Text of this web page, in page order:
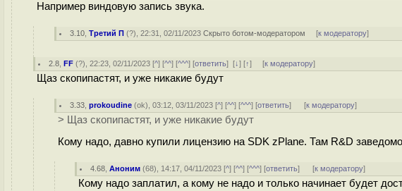
Например виндовую запись звука.
3.10 ,Третий П (?), 22:31, 02/11/2023Скрыто ботом-модератором [к модератору]
2.8 ,FF (?), 22:23, 02/11/2023 [^] [^^] [^^^] [ответить][↓] [↑] [к модератору]
Щаз скопипастят, и уже никакие будут
3.33 ,prokoudine (ok), 03:12, 03/11/2023 [^] [^^] [^^^] [ответить] [к модератору]
> Щаз скопипастят, и уже никакие будут
Кому надо, давно купили лицензию на SDK zPlane. Там R&D
4.68 ,Аноним (68), 14:17, 04/11/2023 [^] [^^] [^^^] [ответить] [к модератору]
Кому надо заплатил, а кому не надо и только начинает будет